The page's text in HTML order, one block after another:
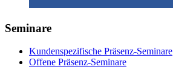
Seminare
Kundenspezifische Präsenz-Seminare
Offene Präsenz-Seminare